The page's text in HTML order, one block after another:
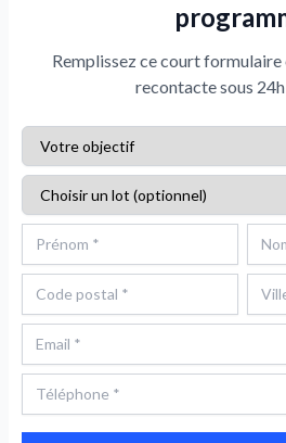
Remplissez ce court formulaire
recontacte sous